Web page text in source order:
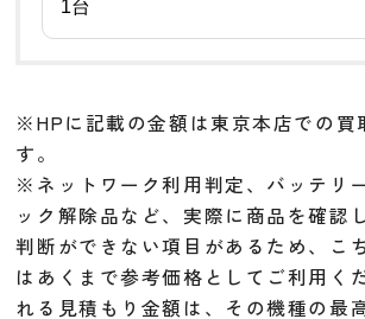
※HPに記載の金額は東京本店での買
す。
※ネットワーク利用判定、バッテリ
ック解除品など、実際に商品を確認
判断ができない項目があるため、こ
はあくまで参考価格としてご利用く
れる見積もり金額は、その機種の最